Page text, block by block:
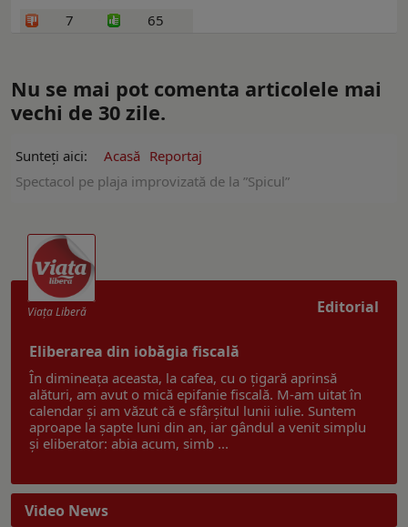
7
65
Nu se mai pot comenta articolele mai
vechi de 30 zile.
Sunteți aici: Acasă Reportaj
Spectacol pe plaja improvizată de la ”Spicul”
Editorial
Viaţa Liberă
Eliberarea din iobăgia fiscală
În dimineața aceasta, la cafea, cu o țigară aprinsă
alături, am avut o mică epifanie fiscală. M-am uitat în
calendar și am văzut că e sfârșitul lunii iulie. Suntem
aproape la șapte luni din an, iar gândul a venit simplu
și eliberator: abia acum, simb ...
Video News